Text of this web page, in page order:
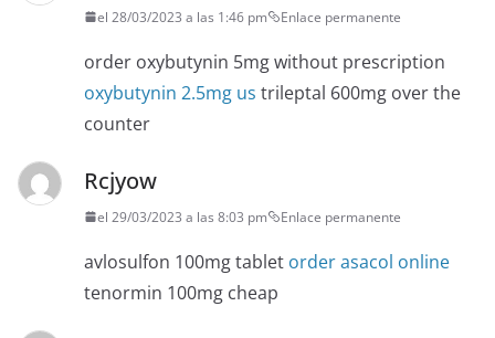
el 28/03/2023 a las 1:46 pm Enlace permanente
order oxybutynin 5mg without prescription
oxybutynin 2.5mg us trileptal 600mg over the
counter
Rcjyow
el 29/03/2023 a las 8:03 pm Enlace permanente
avlosulfon 100mg tablet order asacol online
tenormin 100mg cheap